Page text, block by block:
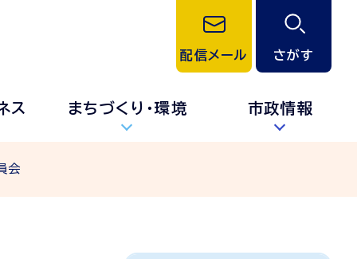
配信メール さがす
ス まちづくり・環境 市政情報
会